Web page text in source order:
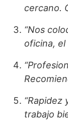
cercano.
“Nos
oficina, el
“Rapidez
trabajo